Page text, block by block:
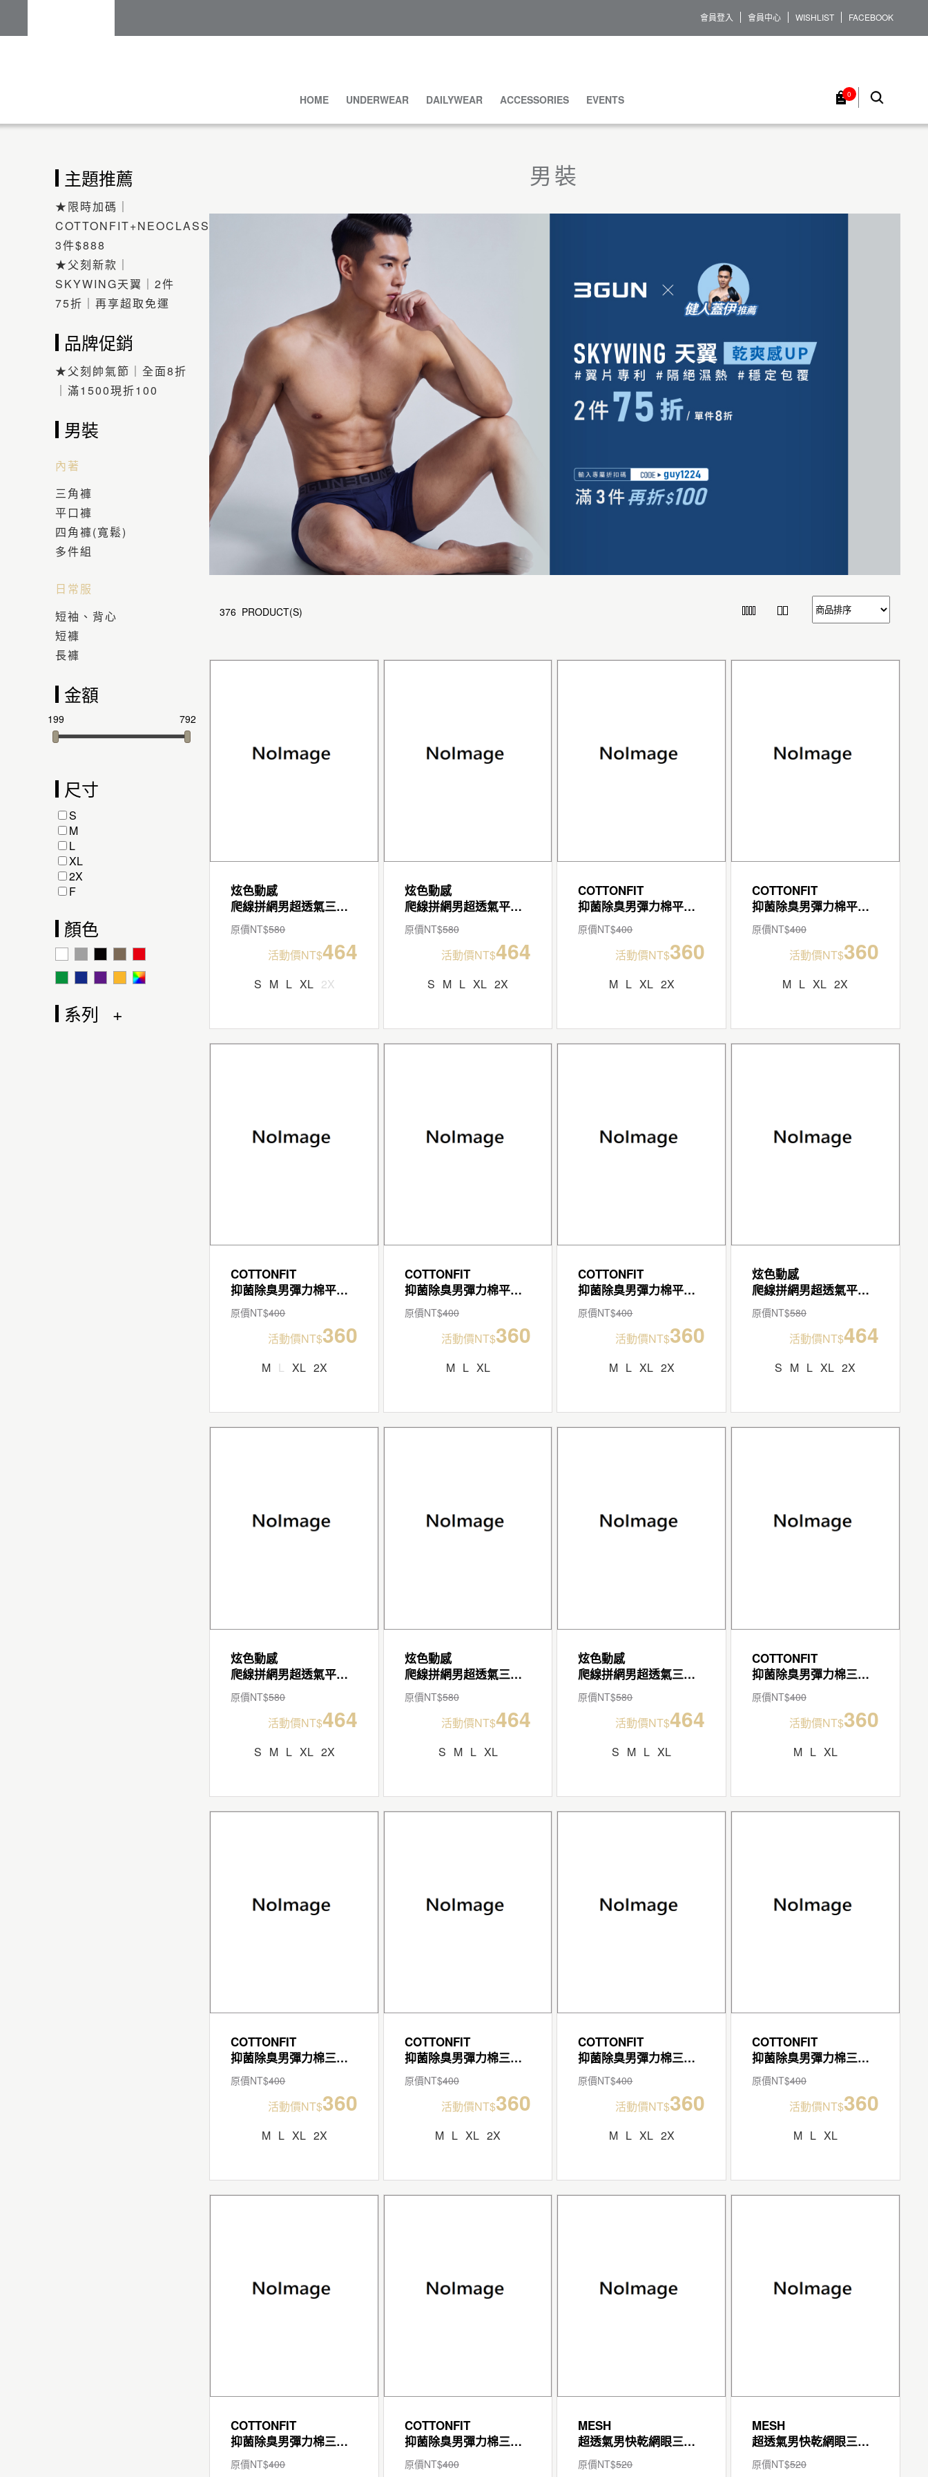
會員登入 會員中心 WISHLIST FACEBOOK
HOME UNDERWEAR DAILYWEAR ACCESSORIES EVENTS 0
主題推薦
★限時加碼｜
COTTONFIT+NEOCLASSIC
3件$888
★父刻新款｜
SKYWING天翼｜2件
75折｜再享超取免運
品牌促銷
★父刻帥氣節｜全面8折
｜滿1500現折100
男裝
內著
三角褲
平口褲
四角褲(寬鬆)
多件組
日常服
短袖、背心
短褲
長褲
金額
199 792
尺寸
S
M
L
XL
2X
F
顏色
系列
男裝
376 PRODUCT(S)
炫色動感
爬線拼網男超透氣三角褲
原價NT$580
活動價NT$464
S M L XL 2X
炫色動感
爬線拼網男超透氣平口褲
原價NT$580
活動價NT$464
S M L XL 2X
COTTONFIT
抑菌除臭男彈力棉平口褲
原價NT$400
活動價NT$360
M L XL 2X
COTTONFIT
抑菌除臭男彈力棉平口褲
原價NT$400
活動價NT$360
M L XL 2X
COTTONFIT
抑菌除臭男彈力棉平口褲
原價NT$400
活動價NT$360
M L XL 2X
COTTONFIT
抑菌除臭男彈力棉平口褲
原價NT$400
活動價NT$360
M L XL
COTTONFIT
抑菌除臭男彈力棉平口褲
原價NT$400
活動價NT$360
M L XL 2X
炫色動感
爬線拼網男超透氣平口褲
原價NT$580
活動價NT$464
S M L XL 2X
炫色動感
爬線拼網男超透氣平口褲
原價NT$580
活動價NT$464
S M L XL 2X
炫色動感
爬線拼網男超透氣三角褲
原價NT$580
活動價NT$464
S M L XL
炫色動感
爬線拼網男超透氣三角褲
原價NT$580
活動價NT$464
S M L XL
COTTONFIT
抑菌除臭男彈力棉三角褲
原價NT$400
活動價NT$360
M L XL
COTTONFIT
抑菌除臭男彈力棉三角褲
原價NT$400
活動價NT$360
M L XL 2X
COTTONFIT
抑菌除臭男彈力棉三角褲
原價NT$400
活動價NT$360
M L XL 2X
COTTONFIT
抑菌除臭男彈力棉三角褲
原價NT$400
活動價NT$360
M L XL 2X
COTTONFIT
抑菌除臭男彈力棉三角褲
原價NT$400
活動價NT$360
M L XL
COTTONFIT
抑菌除臭男彈力棉三角褲
原價NT$400
COTTONFIT
抑菌除臭男彈力棉三角褲
原價NT$400
MESH
超透氣男快乾網眼三角褲
原價NT$520
MESH
超透氣男快乾網眼三角褲
原價NT$520